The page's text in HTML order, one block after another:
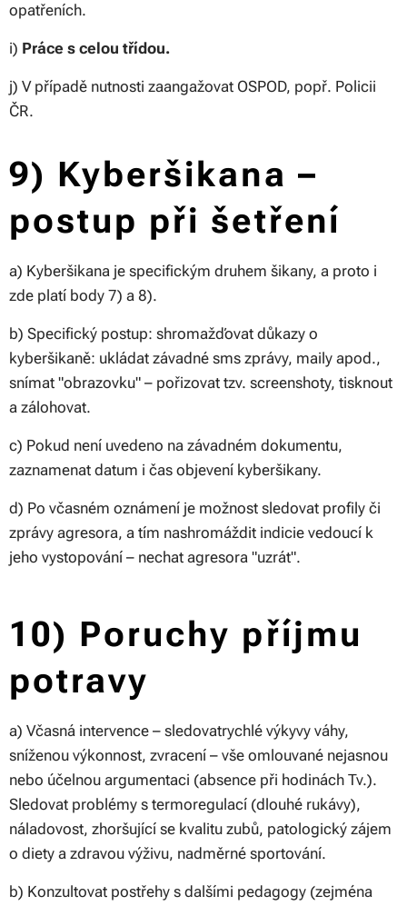
opatřeních.
i) Práce s celou třídou.
j) V případě nutnosti zaangažovat OSPOD, popř. Policii
ČR.
9) Kyberšikana –
postup při šetření
a) Kyberšikana je specifickým druhem šikany, a proto i
zde platí body 7) a 8).
b) Specifický postup: shromažďovat důkazy o
kyberšikaně: ukládat závadné sms zprávy, maily apod.,
snímat "obrazovku" – pořizovat tzv. screenshoty, tisknout
a zálohovat.
c) Pokud není uvedeno na závadném dokumentu,
zaznamenat datum i čas objevení kyberšikany.
d) Po včasném oznámení je možnost sledovat profily či
zprávy agresora, a tím nashromáždit indicie vedoucí k
jeho vystopování – nechat agresora "uzrát".
10) Poruchy příjmu
potravy
a) Včasná intervence – sledovatrychlé výkyvy váhy,
sníženou výkonnost, zvracení – vše omlouvané nejasnou
nebo účelnou argumentaci (absence při hodinách Tv.).
Sledovat problémy s termoregulací (dlouhé rukávy),
náladovost, zhoršující se kvalitu zubů, patologický zájem
o diety a zdravou výživu, nadměrné sportování.
b) Konzultovat postřehy s dalšími pedagogy (zejména